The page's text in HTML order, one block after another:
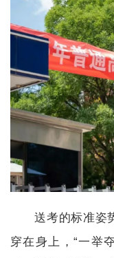
送考的标准姿势
穿在身上，“一举